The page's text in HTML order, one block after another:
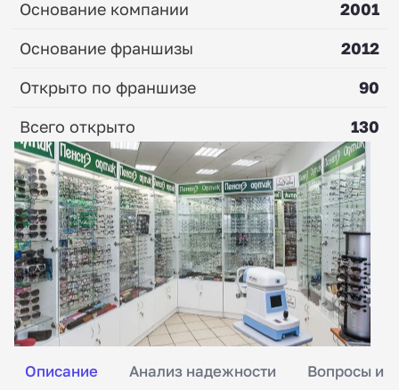
Описание Анализ надежности Вопросы и
Основание компании
2001
Основание франшизы
2012
Открыто по франшизе
90
Всего открыто
130